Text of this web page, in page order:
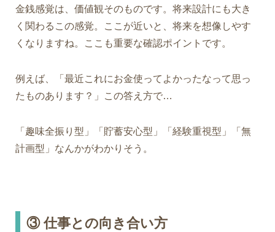
金銭感覚は、価値観そのものです。将来設計にも大き
く関わるこの感覚。ここが近いと、将来を想像しやす
くなりますね。ここも重要な確認ポイントです。
例えば、「最近これにお金使ってよかったなって思っ
たものあります？」この答え方で…
「趣味全振り型」「貯蓄安心型」「経験重視型」「無
計画型」なんかがわかりそう。
③仕事との向き合い方